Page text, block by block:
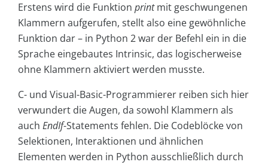
Erstens wird die Funktion printmit geschwungenen
Klammern aufgerufen, stellt also eine gewöhnliche
Funktion dar – in Python 2 war der Befehl ein in die
Sprache eingebautes Intrinsic, das logischerweise
ohne Klammern aktiviert werden musste.
C- und Visual-Basic-Programmierer reiben sich hier
verwundert die Augen, da sowohl Klammern als
auch EndIf-Statements fehlen. Die Codeblöcke von
Selektionen, Interaktionen und ähnlichen
Elementen werden in Python ausschließlich durch